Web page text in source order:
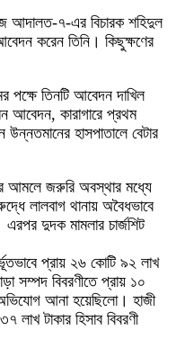
আদালত-৭-এর বিচারক শহিদুল
করেন তিনি। কিছুক্ষণের
পক্ষে তিনটি আবেদন দাখিল
আবেদন, কারাগারে প্রথম
উন্নতমানের হাসপাতালে বেটার
আমলে জরুরি অবস্থার মধ্যে
লালবাগ থানায় অবৈধভাবে
দুদক মামলার চার্জশিট
প্রায় ২৬ কোটি ৯২ লাখ
সম্পদ বিবরণীতে প্রায় ১০
আনা হয়েছিলো। হাজী
লাখ টাকার হিসাব বিবরণী